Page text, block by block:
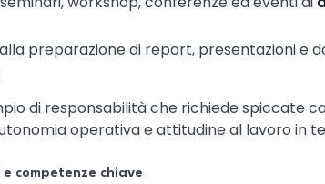
preparazione di report, presentazioni e
di responsabilità che richiede spiccate
operativa e attitudine al lavoro in
competenze chiave